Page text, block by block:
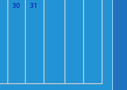
30 31